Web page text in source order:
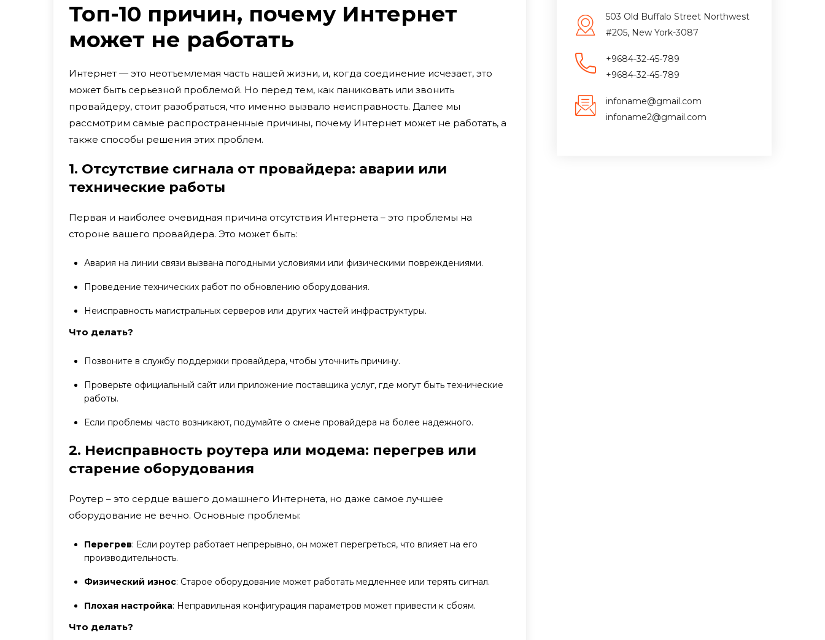
Топ-10 причин, почему Интернет
может не работать
Интернет — это неотъемлемая часть нашей жизни, и, когда соединение исчезает, это
может быть серьезной проблемой. Но перед тем, как паниковать или звонить
провайдеру, стоит разобраться, что именно вызвало неисправность. Далее мы
рассмотрим самые распространенные причины, почему Интернет может не работать, а
также способы решения этих проблем.
1. Отсутствие сигнала от провайдера: аварии или
технические работы
Первая и наиболее очевидная причина отсутствия Интернета – это проблемы на
стороне вашего провайдера. Это может быть:
Авария на линии связи вызвана погодными условиями или физическими повреждениями.
Проведение технических работ по обновлению оборудования.
Неисправность магистральных серверов или других частей инфраструктуры.
Что делать?
Позвоните в службу поддержки провайдера, чтобы уточнить причину.
Проверьте официальный сайт или приложение поставщика услуг, где могут быть технические
работы.
Если проблемы часто возникают, подумайте о смене провайдера на более надежного.
2. Неисправность роутера или модема: перегрев или
старение оборудования
Роутер – это сердце вашего домашнего Интернета, но даже самое лучшее
оборудование не вечно. Основные проблемы:
Перегрев: Если роутер работает непрерывно, он может перегреться, что влияет на его
производительность.
Физический износ: Старое оборудование может работать медленнее или терять сигнал.
Плохая настройка: Неправильная конфигурация параметров может привести к сбоям.
Что делать?
503 Old Buffalo Street Northwest
#205, New York-3087
+9684-32-45-789
+9684-32-45-789
infoname@gmail.com
infoname2@gmail.com